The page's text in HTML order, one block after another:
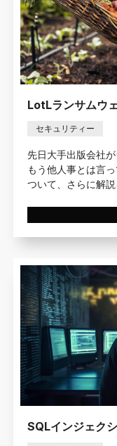
LotLランサムウ
セキュリティー
先日大手出版会社
もう他人事とは言
ついて、さらに解説
SQLインジェク